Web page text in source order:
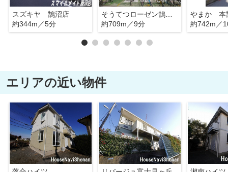
スズキヤ 鵠沼店
約344m／5分
そうてつローゼン鵠沼店
約709m／9分
やまか 本
約742m／
エリアの近い物件